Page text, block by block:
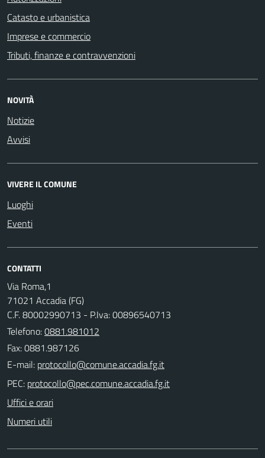
Catasto e urbanistica
Imprese e commercio
Tributi, finanze e contravvenzioni
NOVITÀ
Notizie
Avvisi
VIVERE IL COMUNE
Luoghi
Eventi
CONTATTI
Via Roma,1
71021 Accadia (FG)
C.F. 80002990713 - P.Iva: 00896540713
Telefono:0881.981012
Fax: 0881.987126
E-mail:
PEC:
Uffici e orari
Numeri utili